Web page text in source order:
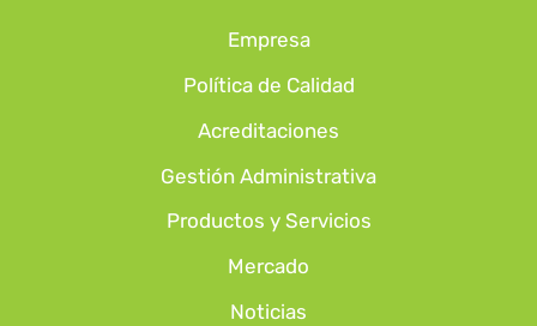
Empresa
Política de Calidad
Acreditaciones
Gestión Administrativa
Productos y Servicios
Mercado
Noticias